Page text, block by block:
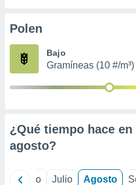
e
mediante
de
1199
Polen
Bajo
Gramíneas (10 #/m³)
¿Qué tiempo hace en
agosto?
Junio Julio Agosto